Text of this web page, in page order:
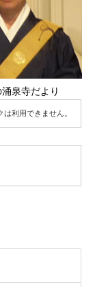
泉寺だより
は利用できません。